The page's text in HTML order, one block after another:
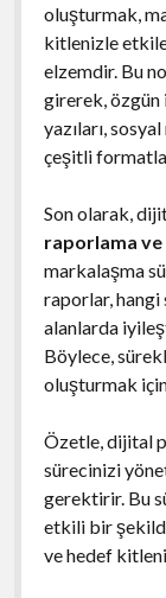
oluşturmak,
kitlenizle
elzemdir. Bu
girerek,
yazıları,
çeşitli
Son olarak,
raporlama
markalaşma
raporlar, hangi
alanlarda
Böylece,
oluşturmak
Özetle, dijital
sürecinizi
gerektirir. Bu
etkili bir
ve hedef